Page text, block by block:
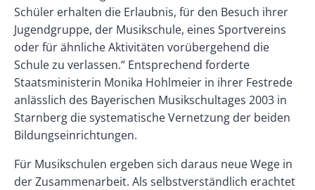
Schüler erhalten die Erlaubnis, für den Besuch ihrer
Jugendgruppe, der Musikschule, eines Sportvereins
oder für ähnliche Aktivitäten vorübergehend die
Schule zu verlassen.“ Entsprechend forderte
Staatsministerin Monika Hohlmeier in ihrer Festrede
anlässlich des Bayerischen Musikschultages 2003 in
Starnberg die systematische Vernetzung der beiden
Bildungseinrichtungen.
Für Musikschulen ergeben sich daraus neue Wege in
der Zusammenarbeit. Als selbstverständlich erachtet